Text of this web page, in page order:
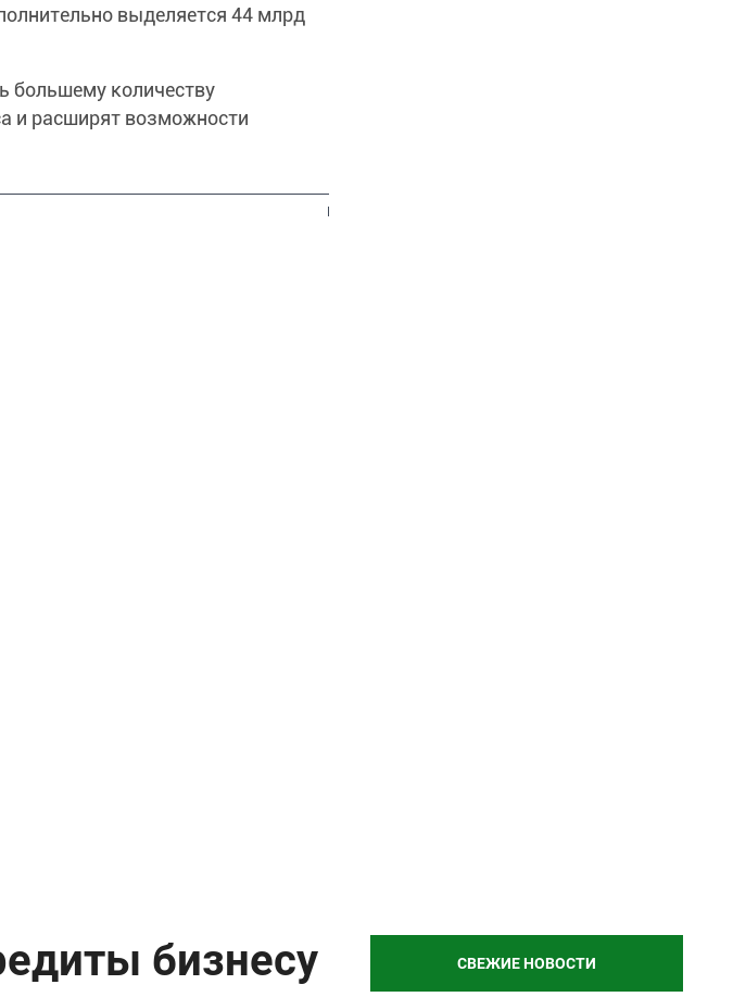
выделяется 44 млрд
большему количеству
и расширят возможности
бизнесу
СВЕЖИЕ НОВОСТИ